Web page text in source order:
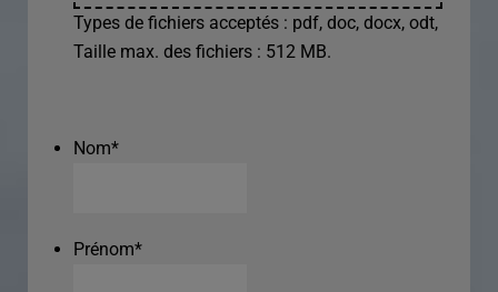
Types de fichiers acceptés : pdf, doc, docx, odt,
Taille max. des fichiers : 512 MB.
Nom*
Prénom*